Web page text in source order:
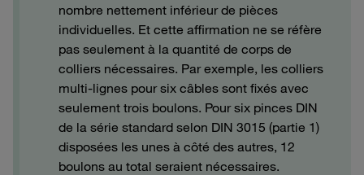
nombre nettement inférieur de pièces
individuelles. Et cette affirmation ne se réfère
pas seulement à la quantité de corps de
colliers nécessaires. Par exemple, les colliers
multi-lignes pour six câbles sont fixés avec
seulement trois boulons. Pour six pinces DIN
de la série standard selon DIN 3015 (partie 1)
disposées les unes à côté des autres, 12
boulons au total seraient nécessaires.